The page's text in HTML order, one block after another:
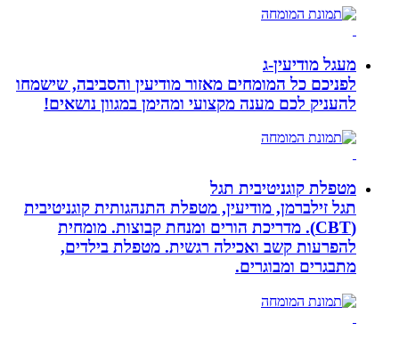
מעגל מודיעין-ג
לפניכם כל המומחים מאזור מודיעין והסביבה, שישמחו
להעניק לכם מענה מקצועי ומהימן במגוון נושאים!
מטפלת קוגניטיבית תגל
תגל זילברמן, מודיעין, מטפלת התנהגותית קוגניטיבית
(CBT). מדריכת הורים ומנחת קבוצות. מומחית
להפרעות קשב ואכילה רגשית. מטפלת בילדים,
מתבגרים ומבוגרים.